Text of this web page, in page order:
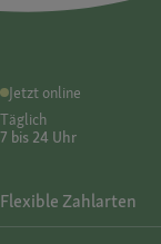
Jetzt online
Täglich
7 bis 24 Uhr
Flexible Zahlarten